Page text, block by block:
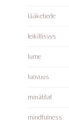
lääketiede
leikillisyys
lume
luovuus
minätilat
mindfulness